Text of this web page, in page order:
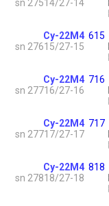
sn 27514/27-14
Су-22М4
sn 27615/27-15
615
Су-22М4
sn 27716/27-16
716
Су-22М4
sn 27717/27-17
717
Су-22М4
sn 27818/27-18
818